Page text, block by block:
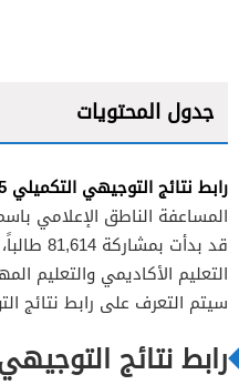
جدول المحتويات
رابط نتائج التوجيهي التكميلي 2025
المساعفة الناطق الإعلامي باسم
قد بدأت
التعليم الأكاديمي والتعليم
سيتم التعرف على رابط نتائج
رابط نتائج التوجيهي